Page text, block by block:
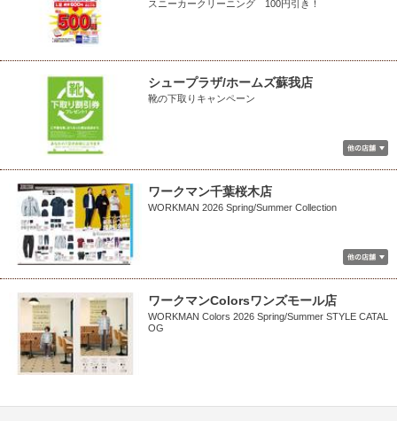
スニーカークリーニング 100円引き！
シュープラザ/ホームズ蘇我店
靴の下取りキャンペーン
ワークマン千葉桜木店
WORKMAN 2026 Spring/Summer Collection
ワークマンColorsワンズモール店
WORKMAN Colors 2026 Spring/Summer STYLE CATAL
OG